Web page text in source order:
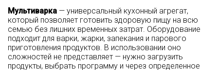
Мультиварка — универсальный кухонный агрегат,
который позволяет готовить здоровую пищу на всю
семью без лишних временных затрат. Оборудование
подходит для варки, жарки, запекания и парового
приготовления продуктов. В использовании оно
сложностей не представляет — нужно загрузить
продукты, выбрать программу и через определенное